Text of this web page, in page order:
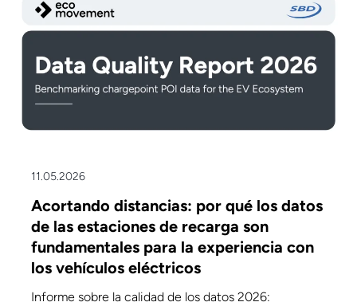
11.05.2026
Acortando distancias: por qué los datos
de las estaciones de recarga son
fundamentales para la experiencia con
los vehículos eléctricos
Informe sobre la calidad de los datos 2026: